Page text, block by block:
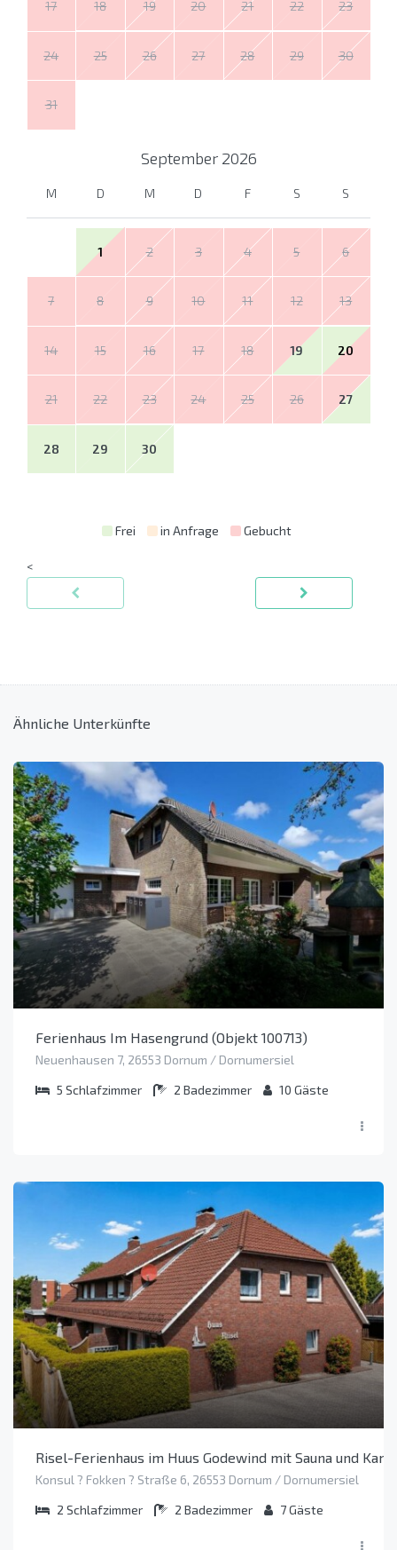
17 18 19 20 21 22 23
24 25 26 27 28 29 30
31
September 2026
M D M D F S S
1 2 3 4 5 6
7 8 9 10 11 12 13
14 15 16 17 18 19 20
21 22 23 24 25 26 27
28 29 30
Frei in Anfrage Gebucht
<
Ähnliche Unterkünfte
Ferienhaus Im Hasengrund (Objekt 100713)
Neuenhausen 7, 26553 Dornum / Dornumersiel
5 Schlafzimmer 2 Badezimmer 10 Gäste
Risel-Ferienhaus im Huus Godewind mit Sauna und
Konsul ? Fokken ? Straße 6, 26553 Dornum / Dornumersiel
2 Schlafzimmer 2 Badezimmer 7Gäste